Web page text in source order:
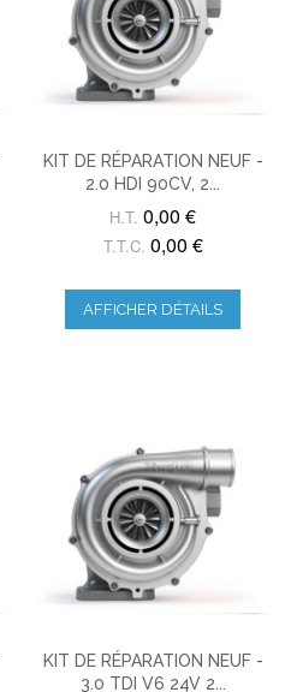
KIT DE RÉPARATION NEUF -
2.0 HDI 90CV, 2...
H.T. 0,00 €
T.T.C. 0,00 €
AFFICHER DÉTAILS
KIT DE RÉPARATION NEUF -
3.0 TDI V6 24V 2...